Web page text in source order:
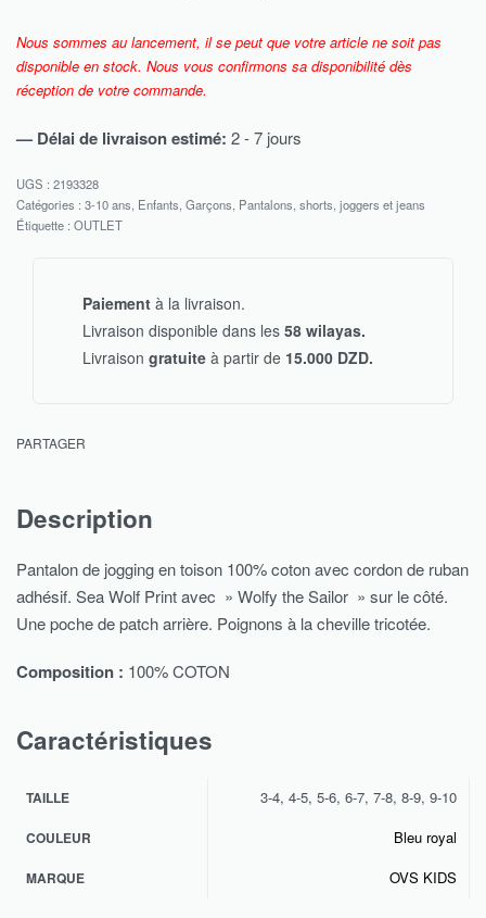
Nous sommes au lancement, il se peut que votre article ne soit pas
disponible en stock. Nous vous confirmons sa disponibilité dès
réception de votre commande.
— Délai de livraison estimé: 2 - 7 jours
2193328
Catégories : 3-10 ans Enfants Garçons Pantalons, shorts, joggers et jeans
Étiquette : OUTLET
Paiement à la livraison.
Livraison disponible dans les 58 wilayas.
Livraison gratuite à partir de 15.000 DZD.
PARTAGER
Description
Pantalon de jogging en toison 100% coton avec cordon de ruban
adhésif. Sea Wolf Print avec » Wolfy the Sailor » sur le côté.
Une poche de patch arrière. Poignons à la cheville tricotée.
Composition : 100% COTON
Caractéristiques
TAILLE 3-4, 4-5, 5-6, 6-7, 7-8, 8-9, 9-10
COULEUR Bleu royal
MARQUE OVS KIDS